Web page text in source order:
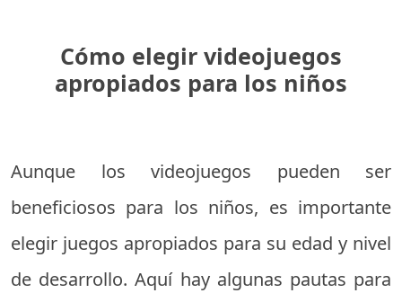
Cómo elegir videojuegos
apropiados para los niños
Aunque los videojuegos pueden ser
beneficiosos para los niños, es importante
elegir juegos apropiados para su edad y nivel
de desarrollo. Aquí hay algunas pautas para